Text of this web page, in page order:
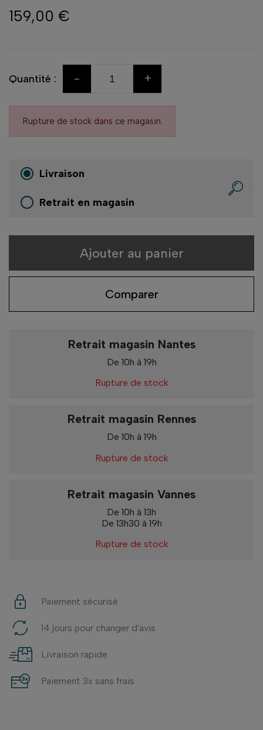
159,00 €
Quantité : - +
Rupture de stock dans ce magasin.
Livraison
Retrait en magasin
Ajouter au panier
Comparer
Retrait magasin Nantes
De 10h à 19h
Rupture de stock
Retrait magasin Rennes
De 10h à 19h
Rupture de stock
Retrait magasin Vannes
De 10h à 13h
De 13h30 à 19h
Rupture de stock
Paiement sécurisé
14 jours pour changer d'avis
Livraison rapide
Paiement 3x sans frais